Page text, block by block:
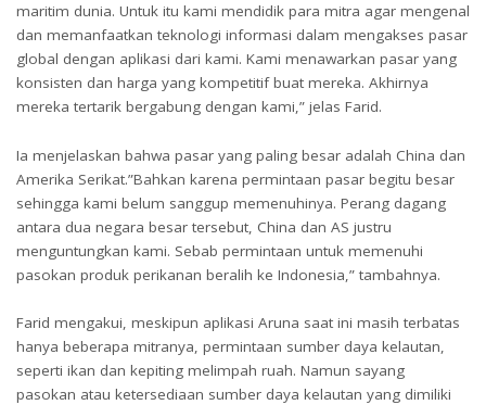
maritim dunia. Untuk itu kami mendidik para mitra agar mengenal
dan memanfaatkan teknologi informasi dalam mengakses pasar
global dengan aplikasi dari kami. Kami menawarkan pasar yang
konsisten dan harga yang kompetitif buat mereka. Akhirnya
mereka tertarik bergabung dengan kami,” jelas Farid.
Ia menjelaskan bahwa pasar yang paling besar adalah China dan
Amerika Serikat.”Bahkan karena permintaan pasar begitu besar
sehingga kami belum sanggup memenuhinya. Perang dagang
antara dua negara besar tersebut, China dan AS justru
menguntungkan kami. Sebab permintaan untuk memenuhi
pasokan produk perikanan beralih ke Indonesia,” tambahnya.
Farid mengakui, meskipun aplikasi Aruna saat ini masih terbatas
hanya beberapa mitranya, permintaan sumber daya kelautan,
seperti ikan dan kepiting melimpah ruah. Namun sayang
pasokan atau ketersediaan sumber daya kelautan yang dimiliki